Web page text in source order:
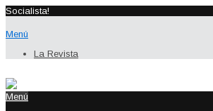
Socialista!
Menú
La Revista
Menú